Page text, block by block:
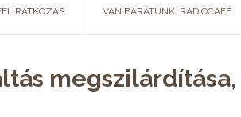
VAN BARÁTUNK: RADIOCAFÉ